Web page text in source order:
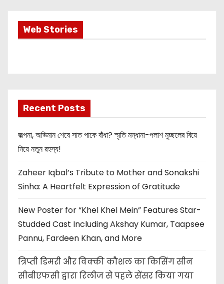
Web StoriesMost Important
Info about
Recent Posts
জল্পনা, অভিমান শেষে সাত পাকে বাঁধা? স্মৃতি মন্ধানা-পলাশ মুচ্ছলের বিয়ে
নিয়ে নতুন রহস্য!
Zaheer Iqbal’s Tribute to Mother and Sonakshi
Sinha: A Heartfelt Expression of Gratitude
New Poster for “Khel Khel Mein” Features Star-
Studded Cast Including Akshay Kumar, Taapsee
Pannu, Fardeen Khan, and More
त्रिप्ती डिमरी और विक्की कौशल का किसिंग सीन
सीबीएफसी द्वारा रिलीज से पहले सेंसर किया गया